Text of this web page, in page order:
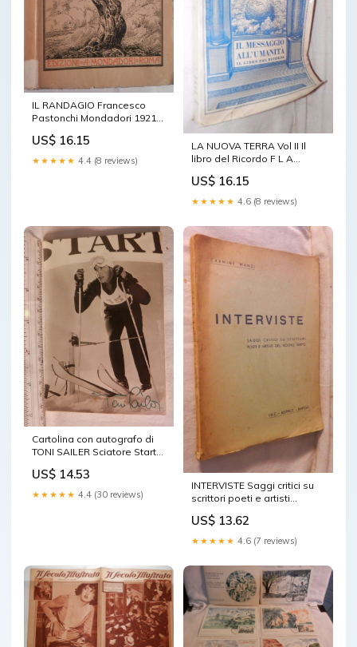
IL RANDAGIO Francesco
Pastonchi Mondadori 1921
di e
US$ 16.15
★★★★★ 4.4 (8 reviews)
LA NUOVA TERRA Vol II Il
libro del Ricordo F L A
Dio
US$ 16.15
★★★★★ 4.6 (8 reviews)
Cartolina con autografo di
TONI SAILER Sciatore Start
US$ 14.53
★★★★★ 4.4 (30 reviews)
INTERVISTE Saggi critici su
scrittori poeti e artisti
US$ 13.62
★★★★★ 4.6 (7 reviews)